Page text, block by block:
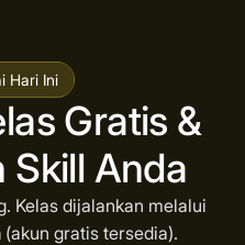
Hari Ini
Gratis &
Skill Anda
Kelas dijalankan melalui
(akun gratis tersedia).